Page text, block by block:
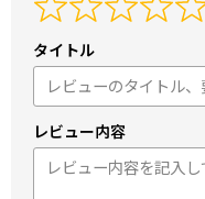
タイトル
レビュー内容